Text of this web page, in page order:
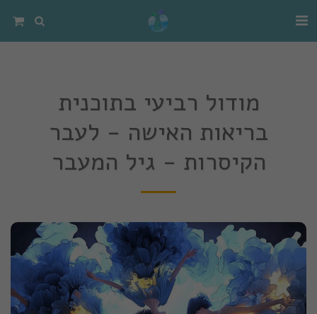
מודול רביעי בתוכנית
בריאות האישה - לעבר
הקיסרות - גיל המעבר